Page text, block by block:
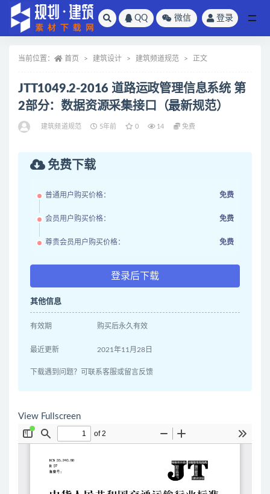
QQ 微信 登录
当前位置： 首页 建筑设计 建筑频道规范 正文
JTT1049.2-2016 道路运政管理信息系统 第
2部分：数据资源采集接口（最新规范）
建筑频道规范 5年前 0 14 免费
免费下载
普通用户购买价格： 免费
会员用户购买价格： 免费
尊贵会员用户购买价格： 免费
登录后下载
其他信息
有效期 购买后永久有效
最近更新 2021年11月28日
下载遇到问题？可联系客服或留言反馈
View Fullscreen
全部